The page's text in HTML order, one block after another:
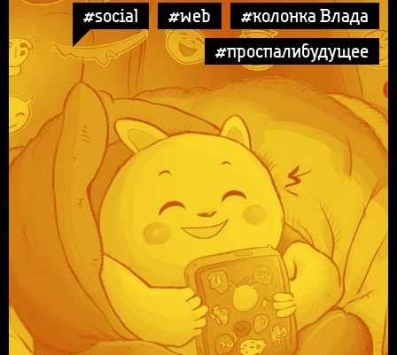
#social #web
#колонка Влада
#проспалибудущее